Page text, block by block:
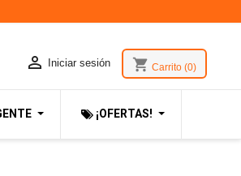
 Iniciar sesión shopping_cart Carrito (0)
¡OFERTAS!